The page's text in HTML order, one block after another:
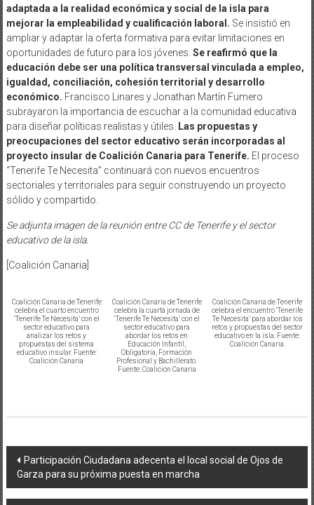
adaptada a la realidad económica y social de la isla para
mejorar la empleabilidad y cualificación laboral. Se insistió en
ampliar y adaptar la oferta formativa para evitar limitaciones en
oportunidades de futuro para los jóvenes. Se reafirmó que la
educación debe ser una política transversal vinculada a empleo,
igualdad, conciliación, cohesión territorial y desarrollo
económico. Francisco Linares y Jonathan Martín Fumero
subrayaron la importancia de escuchar a la comunidad educativa
para diseñar políticas realistas y útiles.
Las propuestas y
preocupaciones del sector educativo serán incorporadas al
proyecto insular de Coalición Canaria para Tenerife. El proceso
“Tenerife Te Necesita” continuará con nuevos encuentros
sectoriales y territoriales para seguir construyendo un proyecto
sólido y compartido.
Se adjunta imagen de la reunión entre CC de Tenerife y el sector
educativo de la isla.
[Coalición Canaria]
Coalición Canaria de Tenerife
celebra el cuarto encuentro
‘Tenerife Te Necesita’ con el
sector educativo para
analizar los retos y
propuestas del sistema
educativo insular. Fuente:
Coalición Canaria
Coalición Canaria de Tenerife
celebra la cuarta jornada de
‘Tenerife Te Necesita’ con el
sector educativo para
abordar los retos en
Educación Infantil,
Obligatoria, Formación
Profesional y Bachillerato.
Fuente: Coalición Canaria
Coalición Canaria de Tenerife
celebra el encuentro ‘Tenerife
Te Necesita’ para abordar los
retos y propuestas del sector
educativo en la isla. Fuente:
Coalición Canaria.
Navegación
de
Participación Ciudadana adecenta el local social de Ojos de
Garza para su próxima puesta en marcha